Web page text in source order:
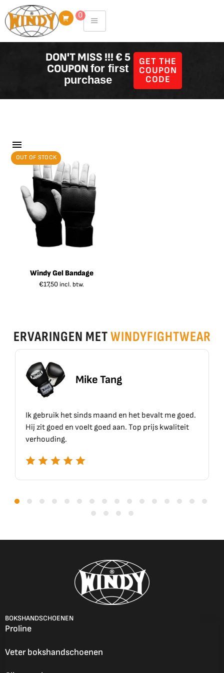
to
content
0
DON'T MISS !!! € 5
COUPONfor first
purchase
GET THE
COUPON
CODE
OUT OF STOCK
Windy Gel Bandage
€17,50 incl. btw.
ERVARINGEN METWINDYFIGHTWEAR
Mike Tang
Ik gebruik het sinds maand en het bevalt me goed.
Hij zit goed en voelt goed aan. Top prijs kwaliteit
verhouding.
BOKSHANDSCHOENEN
Proline
Veter bokshandschoenen